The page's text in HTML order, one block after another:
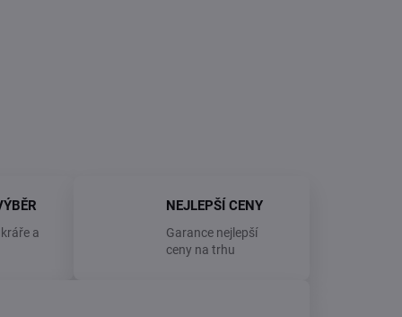
a
NEJLEPŠÍ CENY
Garance nejlepší
ceny na trhu